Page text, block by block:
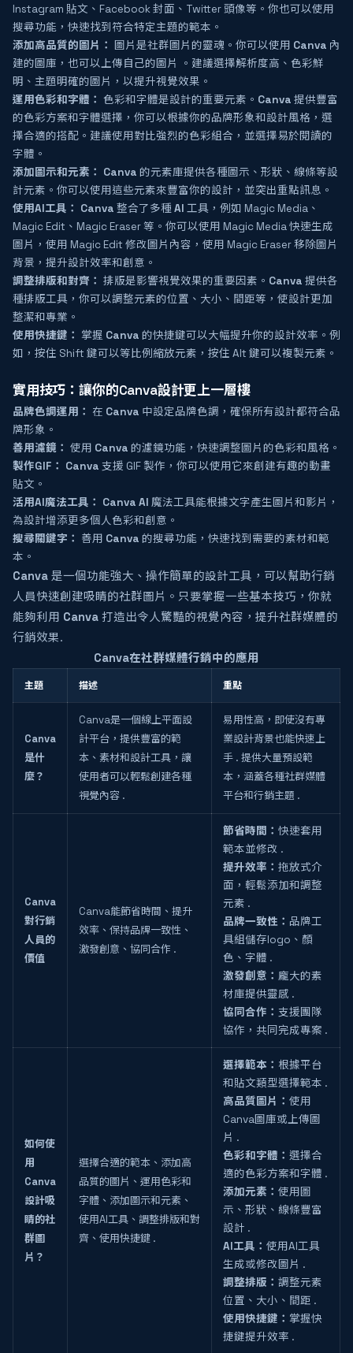
Instagram 貼文、Facebook 封面、Twitter 頭像等。你也可以使用
搜尋功能，快速找到符合特定主題的範本。
添加高品質的圖片：
圖片是社群圖片的靈魂。你可以使用 Canva 內
建的圖庫，也可以上傳自己的圖片 。建議選擇解析度高、色彩鮮
明、主題明確的圖片，以提升視覺效果。
運用色彩和字體： 色彩和字體是設計的重要元素。 Canva 提供豐富
的色彩方案和字體選擇，你可以根據你的品牌形象和設計風格，選
擇合適的搭配。建議使用對比強烈的色彩組合，並選擇易於閱讀的
字體。
添加圖示和元素： Canva 的元素庫提供各種圖示、形狀、線條等設
計元素。你可以使用這些元素來豐富你的設計，並突出重點訊息。
使用AI工具： Canva 整合了多種 AI 工具，例如 Magic Media、
Magic Edit、Magic Eraser 等。你可以使用 Magic Media 快速生成
圖片，使用 Magic Edit 修改圖片內容，使用 Magic Eraser 移除圖片
背景，提升設計效率和創意。
調整排版和對齊： 排版是影響視覺效果的重要因素。 Canva 提供各
種排版工具，你可以調整元素的位置、大小、間距等，使設計更加
整潔和專業。
使用快捷鍵： 掌握 Canva 的快捷鍵可以大幅提升你的設計效率。例
如，按住 Shift 鍵可以等比例縮放元素，按住 Alt 鍵可以複製元素。
實用技巧：讓你的Canva設計更上一層樓
品牌色調運用： 在 Canva 中設定品牌色調，確保所有設計都符合品
牌形象。
善用濾鏡： 使用 Canva 的濾鏡功能，快速調整圖片的色彩和風格。
製作GIF： Canva 支援 GIF 製作，你可以使用它來創建有趣的動畫
貼文。
活用AI魔法工具： Canva AI 魔法工具能根據文字產生圖片和影片，
為設計增添更多個人色彩和創意。
搜尋關鍵字： 善用 Canva 的搜尋功能，快速找到需要的素材和範
本。
Canva 是一個功能強大、操作簡單的設計工具，可以幫助行銷
人員快速創建吸睛的社群圖片。只要掌握一些基本技巧，你就
能夠利用 Canva 打造出令人驚豔的視覺內容，提升社群媒體的
行銷效果.
Canva在社群媒體行銷中的應用
主題 描述 重點
Canva
是什
麼？
Canva是一個線上平面設
計平台，提供豐富的範
本、素材和設計工具，讓
使用者可以輕鬆創建各種
視覺內容 .
易用性高，即使沒有專
業設計背景也能快速上
手 . 提供大量預設範
本，涵蓋各種社群媒體
平台和行銷主題 .
Canva
對行銷
人員的
價值
Canva能節省時間、提升
效率、保持品牌一致性、
激發創意、協同合作 .
節省時間： 快速套用
範本並修改 .
提升效率： 拖放式介
面，輕鬆添加和調整
元素 .
品牌一致性： 品牌工
具組儲存logo、顏
色、字體 .
激發創意： 龐大的素
材庫提供靈感 .
協同合作： 支援團隊
協作，共同完成專案 .
如何使
用
Canva
設計吸
睛的社
群圖
片？
選擇合適的範本、添加高
品質的圖片、運用色彩和
字體、添加圖示和元素、
使用AI工具、調整排版和對
齊、使用快捷鍵 .
選擇範本： 根據平台
和貼文類型選擇範本 .
高品質圖片： 使用
Canva圖庫或上傳圖
片 .
色彩和字體： 選擇合
適的色彩方案和字體 .
添加元素： 使用圖
示、形狀、線條豐富
設計 .
AI工具： 使用AI工具
生成或修改圖片 .
調整排版： 調整元素
位置、大小、間距 .
使用快捷鍵： 掌握快
捷鍵提升效率 .